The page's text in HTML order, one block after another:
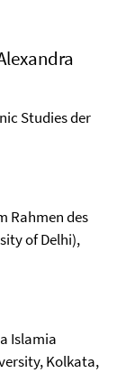
Studies der
Rahmen des
of Delhi),
Islamia
Kolkata,